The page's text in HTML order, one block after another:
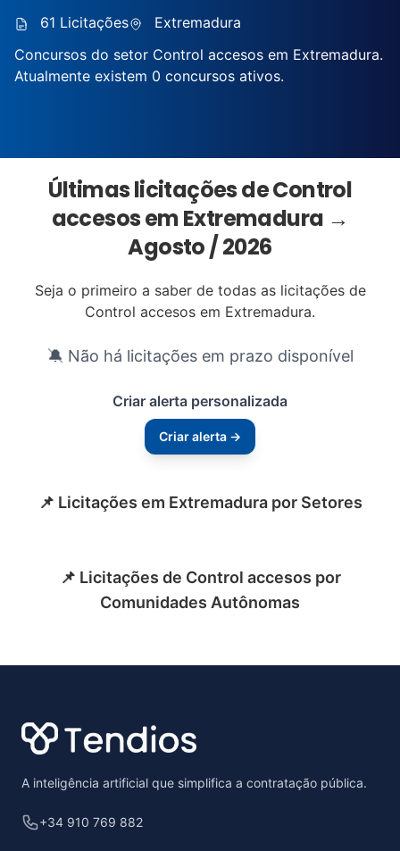
61 Licitações
Extremadura
Concursos do setor Control accesos em Extremadura.
Atualmente existem 0 concursos ativos.
Últimas licitações de Control
accesos em Extremadura →
Agosto / 2026
Seja o primeiro a saber de todas as licitações de
Control accesos em Extremadura.
🔕 Não há licitações em prazo disponível
Criar alerta personalizada
Criar alerta →
📌 Licitações em Extremadura por Setores
📌 Licitações de Control accesos por
Comunidades Autônomas
A inteligência artificial que simplifica a contratação pública.
+34 910 769 882